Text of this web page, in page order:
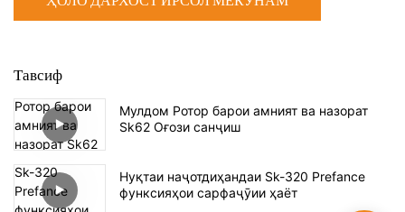
Тавсиф
Мулдом Ротор барои амният ва назорат
Sk62 Оғози санҷиш
Нуқтаи наҷотдиҳандаи Sk-320 Prefance
функсияҳои сарфаҷӯии ҳаёт